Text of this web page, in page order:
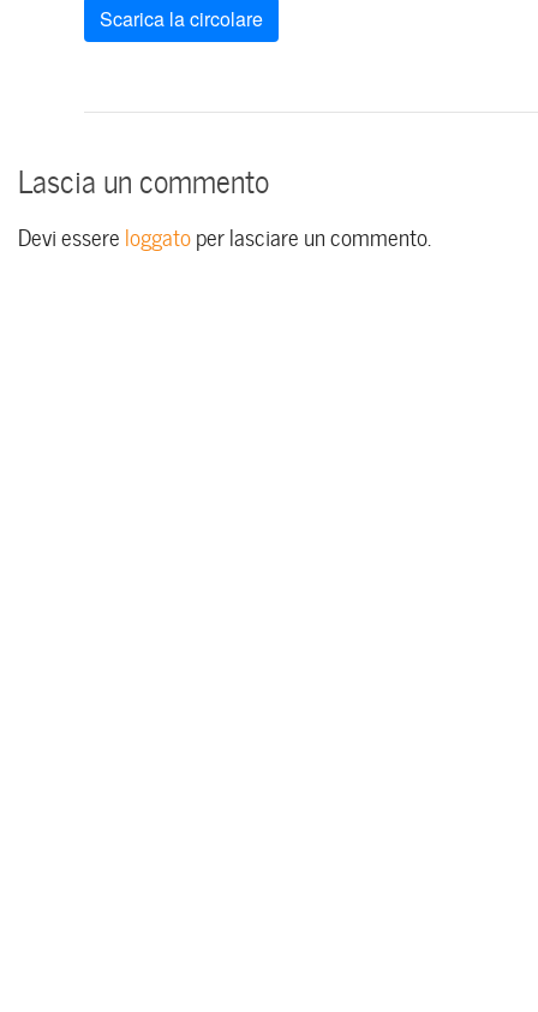
Scarica la circolare
Lascia un commento
Devi essere loggatoper lasciare un commento.